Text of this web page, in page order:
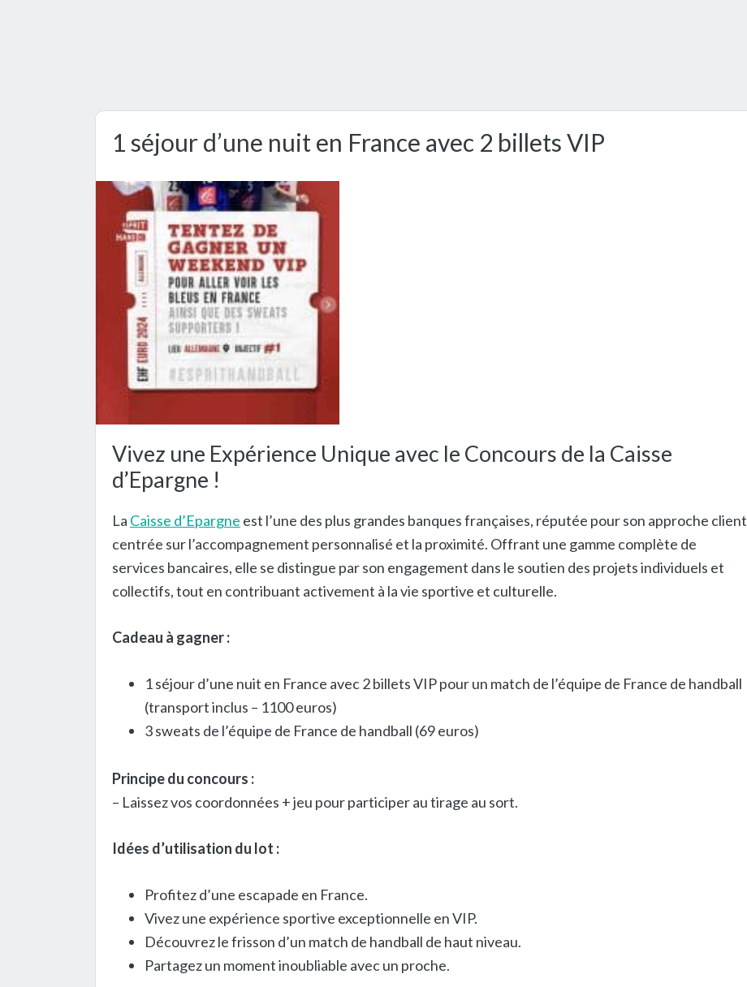
1 séjour d’une nuit en France avec 2 billets VIP
Vivez une Expérience Unique avec le Concours de la Caisse
d’Epargne !
La Caisse d’Epargne est l’une des plus grandes banques françaises, réputée pour son approche client
centrée sur l’accompagnement personnalisé et la proximité. Offrant une gamme complète de
services bancaires, elle se distingue par son engagement dans le soutien des projets individuels et
collectifs, tout en contribuant activement à la vie sportive et culturelle.
Cadeau à gagner :
1 séjour d’une nuit en France avec 2 billets VIP pour un match de l’équipe de France de handball
(transport inclus – 1100 euros)
3 sweats de l’équipe de France de handball (69 euros)
Principe du concours :
– Laissez vos coordonnées + jeu pour participer au tirage au sort.
Idées d’utilisation du lot :
Profitez d’une escapade en France.
Vivez une expérience sportive exceptionnelle en VIP.
Découvrez le frisson d’un match de handball de haut niveau.
Partagez un moment inoubliable avec un proche.